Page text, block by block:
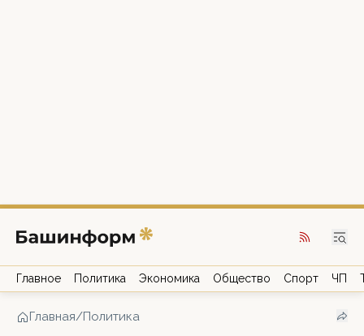
Главное Политика Экономика Общество Спорт ЧП
Главная/Политика